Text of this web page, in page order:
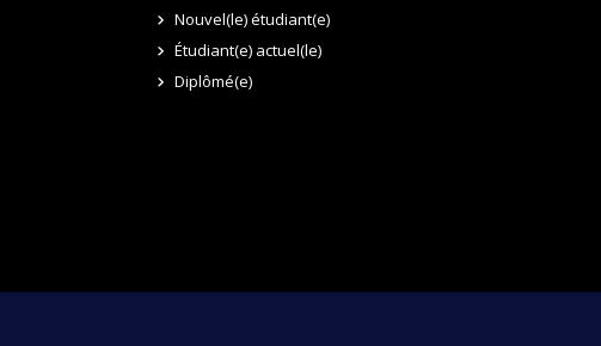
Nouvel(le) étudiant(e)
Étudiant(e) actuel(le)
Diplômé(e)